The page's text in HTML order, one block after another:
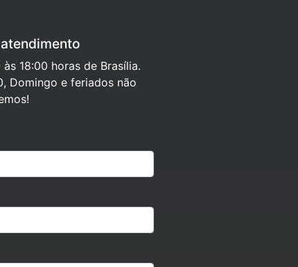
18:00 horas de Brasília.
Domingo e feriados não